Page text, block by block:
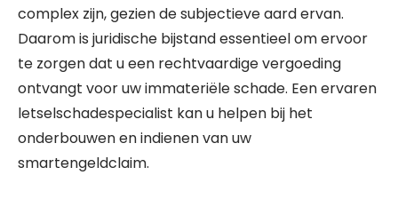
complex zijn, gezien de subjectieve aard ervan.
Daarom is juridische bijstand essentieel om ervoor
te zorgen dat u een rechtvaardige vergoeding
ontvangt voor uw immateriële schade. Een ervaren
letselschadespecialist kan u helpen bij het
onderbouwen en indienen van uw
smartengeldclaim.